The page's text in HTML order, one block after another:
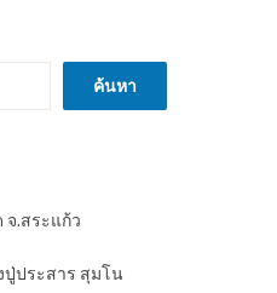
ค้นหา
จ.สระแก้ว
ประสาร สุมโน